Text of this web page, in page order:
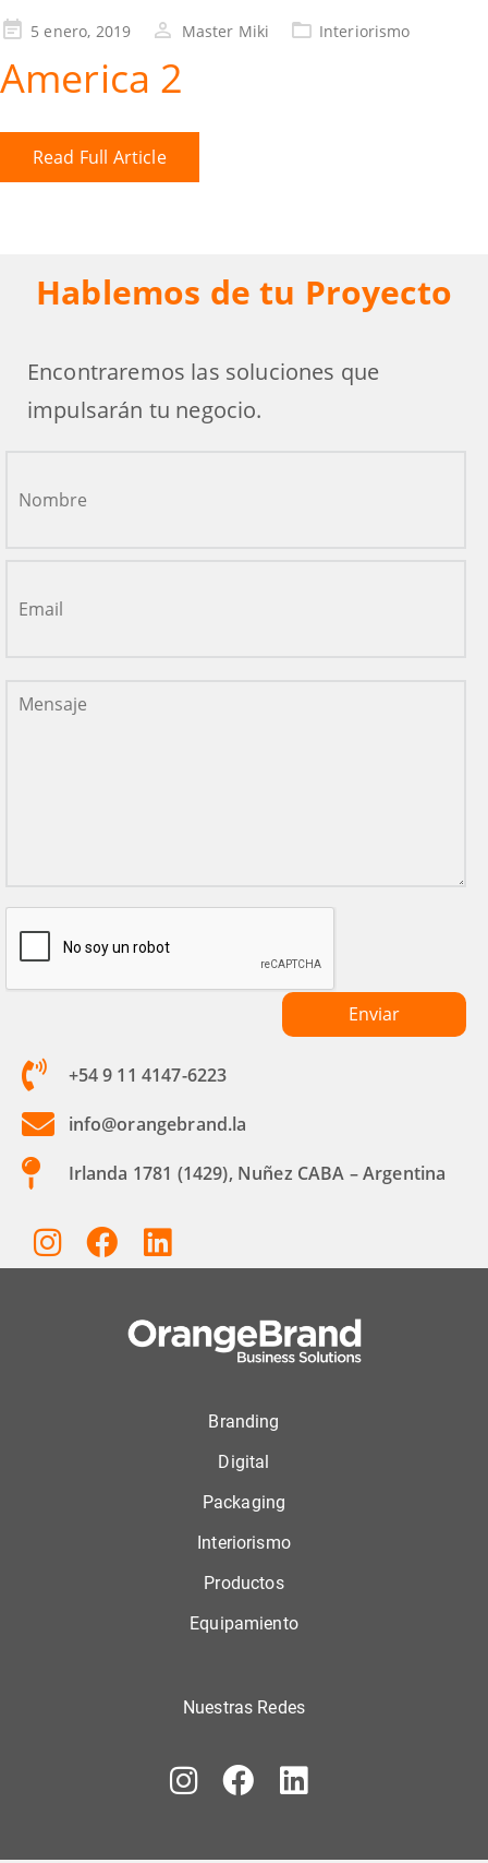
5 enero, 2019 Master Miki Interiorismo
America 2
Read Full Article
Hablemos de tu Proyecto
Encontraremos las soluciones que
impulsarán tu negocio.
+54 9 11 4147-6223
info@orangebrand.la
Irlanda 1781 (1429), Nuñez CABA – Argentina
Branding
Digital
Packaging
Interiorismo
Productos
Equipamiento
Nuestras Redes